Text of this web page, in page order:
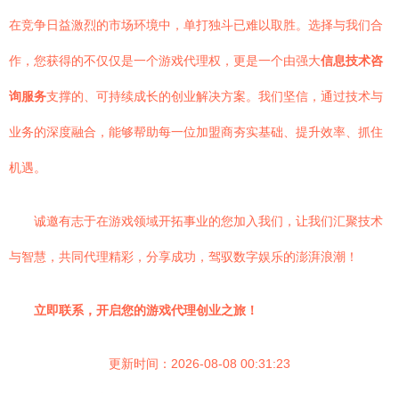
在竞争日益激烈的市场环境中，单打独斗已难以取胜。选择与我们合
作，您获得的不仅仅是一个游戏代理权，更是一个由强大信息技术咨
询服务支撑的、可持续成长的创业解决方案。我们坚信，通过技术与
业务的深度融合，能够帮助每一位加盟商夯实基础、提升效率、抓住
机遇。
诚邀有志于在游戏领域开拓事业的您加入我们，让我们汇聚技术
与智慧，共同代理精彩，分享成功，驾驭数字娱乐的澎湃浪潮！
立即联系，开启您的游戏代理创业之旅！
更新时间：2026-08-08 00:31:23